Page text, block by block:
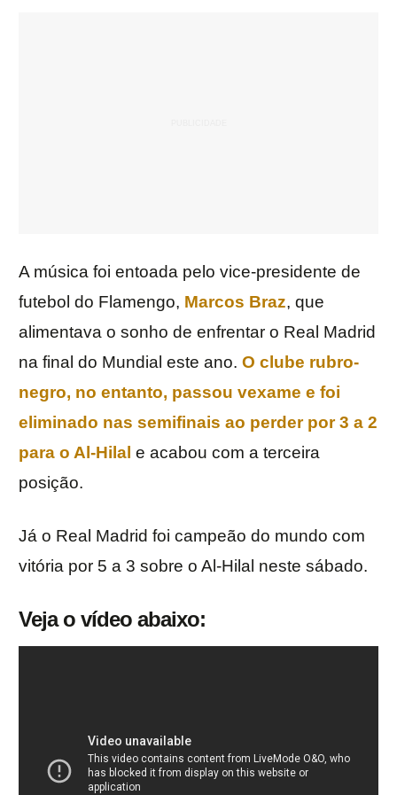
A música foi entoada pelo vice-presidente de
futebol do Flamengo, Marcos Braz, que
alimentava o sonho de enfrentar o Real Madrid
na final do Mundial este ano. O clube rubro-
negro, no entanto, passou vexame e foi
eliminado nas semifinais ao perder por 3 a 2
para o Al-Hilal e acabou com a terceira
posição.
Já o Real Madrid foi campeão do mundo com
vitória por 5 a 3 sobre o Al-Hilal neste sábado.
Veja o vídeo abaixo: